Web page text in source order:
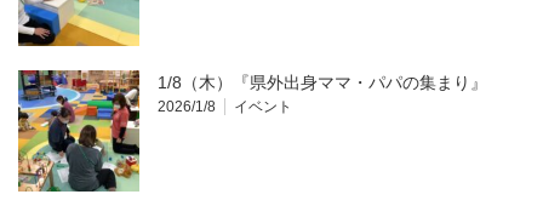
1/8（木）『県外出身ママ・パパの集まり』
2026/1/8 イベント